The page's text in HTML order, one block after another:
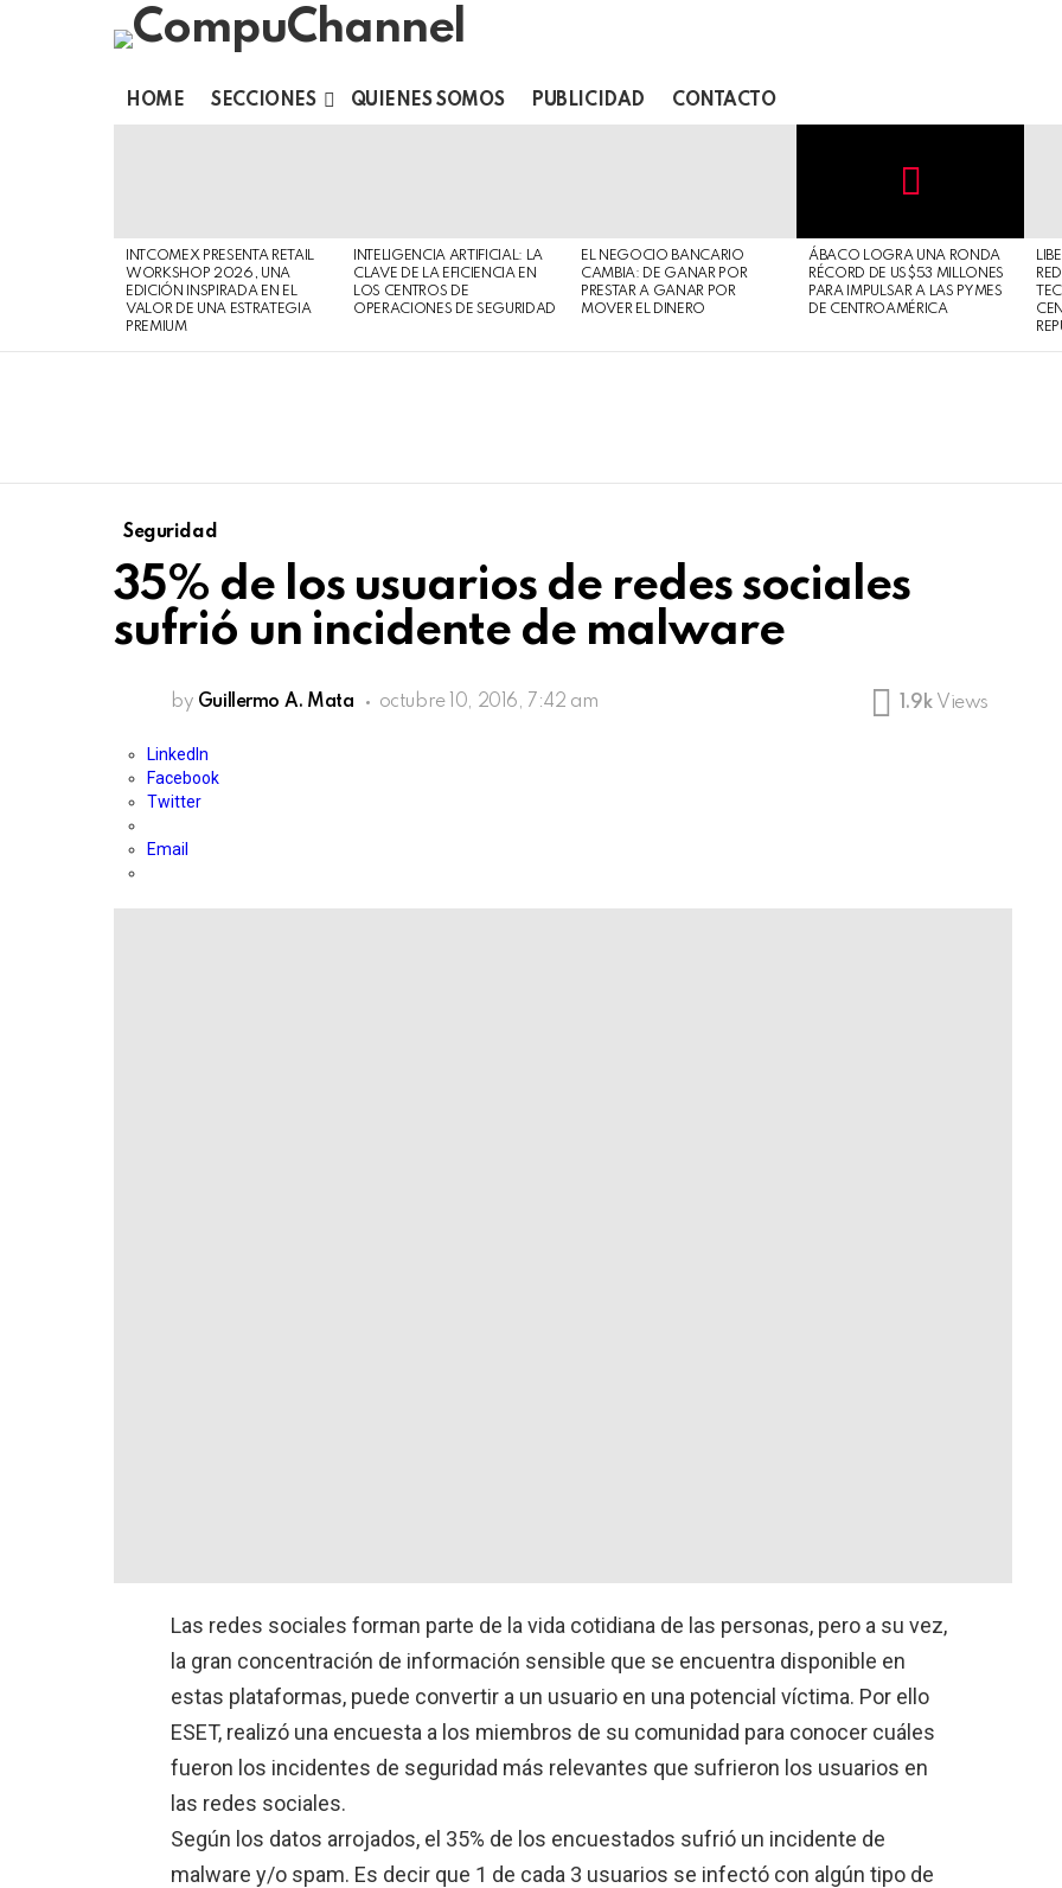
HOME SECCIONES QUIENES SOMOS PUBLICIDAD CONTACTO
INTCOMEX PRESENTA RETAIL
WORKSHOP 2026, UNA
EDICIÓN INSPIRADA EN EL
VALOR DE UNA ESTRATEGIA
PREMIUM
INTELIGENCIA ARTIFICIAL: LA
CLAVE DE LA EFICIENCIA EN
LOS CENTROS DE
OPERACIONES DE SEGURIDAD
EL NEGOCIO BANCARIO
CAMBIA: DE GANAR POR
PRESTAR A GANAR POR
MOVER EL DINERO
Safe
For
Work
view
this
post
ÁBACO LOGRA UNA RONDA
RÉCORD DE US$53 MILLONES
PARA IMPULSAR A LAS PYMES
DE CENTROAMÉRICA
Seguridad
35% de los usuarios de redes sociales
sufrió un incidente de malware
by Guillermo A. Mata octubre 10, 2016, 7:42 am 1.9k Views
LinkedIn
Facebook
Twitter
Email
Las redes sociales forman parte de la vida cotidiana de las personas, pero a su vez,
la gran concentración de información sensible que se encuentra disponible en
estas plataformas, puede convertir a un usuario en una potencial víctima. Por ello
ESET, realizó una encuesta a los miembros de su comunidad para conocer cuáles
fueron los incidentes de seguridad más relevantes que sufrieron los usuarios en
las redes sociales.
Según los datos arrojados, el 35% de los encuestados sufrió un incidente de
malware y/o spam. Es decir que 1 de cada 3 usuarios se infectó con algún tipo de